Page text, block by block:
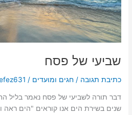
שביעי של פסח
כתיבת תגובה /חגים ומועדים /
דבר תורה לשביעי של פסח נאמר בליל
שנים בשירת הים אנו קוראים "הים ראה